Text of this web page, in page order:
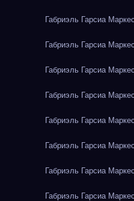
Габриэль Гарсиа
Габриэль Гарсиа
Габриэль Гарсиа
Габриэль Гарсиа
Габриэль Гарсиа
Габриэль Гарсиа
Габриэль Гарсиа
Габриэль Гарсиа